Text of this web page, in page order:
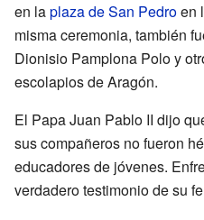
en laplaza de San Pedroen
misma ceremonia, también
Dionisio Pamplona Polo y
escolapios de Aragón.
El Papa Juan Pablo II dijo
sus compañeros no fueron
educadores de jóvenes.
verdadero testimonio de su